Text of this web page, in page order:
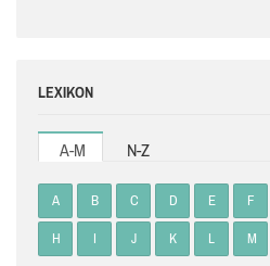
LEXIKON
A-M N-Z
A B C D E F
H I J K L M